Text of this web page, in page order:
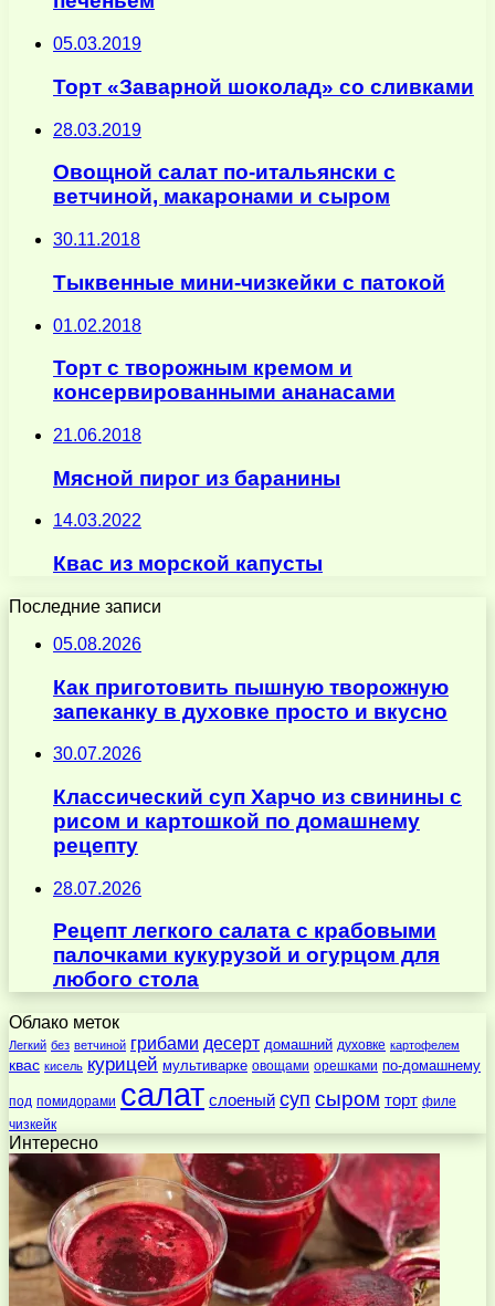
05.03.2019
Торт «Заварной шоколад» со сливками
28.03.2019
Овощной салат по-итальянски с
ветчиной, макаронами и сыром
30.11.2018
Тыквенные мини-чизкейки с патокой
01.02.2018
Торт с творожным кремом и
консервированными ананасами
21.06.2018
Мясной пирог из баранины
14.03.2022
Квас из морской капусты
Последние записи
05.08.2026
Как приготовить пышную творожную
запеканку в духовке просто и вкусно
30.07.2026
Классический суп Харчо из свинины с
рисом и картошкой по домашнему
рецепту
28.07.2026
Рецепт легкого салата с крабовыми
палочками кукурузой и огурцом для
любого стола
Облако меток
Легкий без ветчиной грибами десерт домашний духовке картофелем
квас кисель курицей мультиварке овощами орешками по-домашнему
под помидорами салат слоеный суп сыром торт филе
чизкейк
Интересно